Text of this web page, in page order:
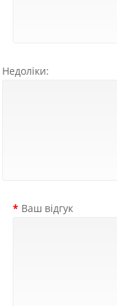
Недоліки:
Ваш відгук